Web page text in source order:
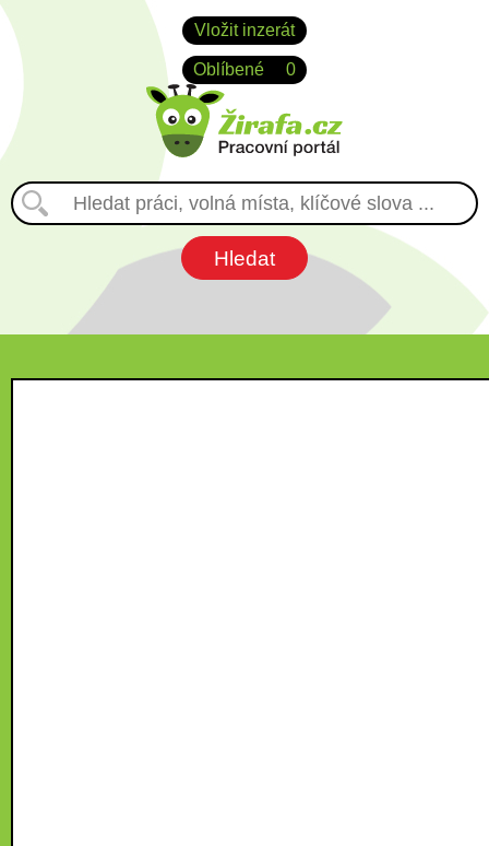
Vložit inzerát
Oblíbené 0